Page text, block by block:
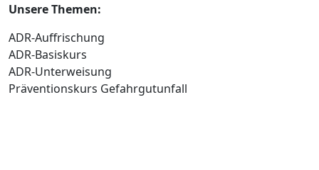
Unsere Themen:
ADR-Auffrischung
ADR-Basiskurs
ADR-Unterweisung
Präventionskurs Gefahrgutunfall